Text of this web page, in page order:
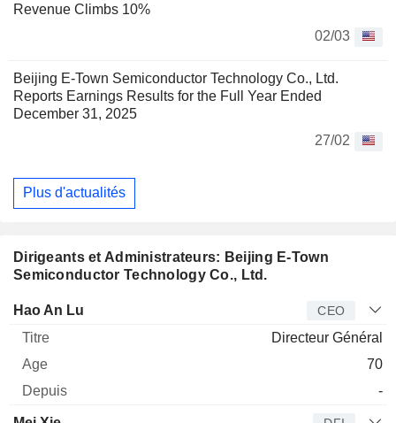
Revenue Climbs 10%
02/03
Beijing E-Town Semiconductor Technology Co., Ltd.
Reports Earnings Results for the Full Year Ended
December 31, 2025
27/02
Plus d'actualités
Dirigeants et Administrateurs: Beijing E-Town
Semiconductor Technology Co., Ltd.
Dirigeant Titre
Hao An Lu CEO
Directeur Général
70
-